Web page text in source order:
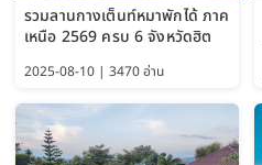
รวมลานกางเต็นท์หมาพักได้ ภาค
เหนือ 2569 ครบ 6 จังหวัดฮิต
2025-08-10 | 3470 อ่าน